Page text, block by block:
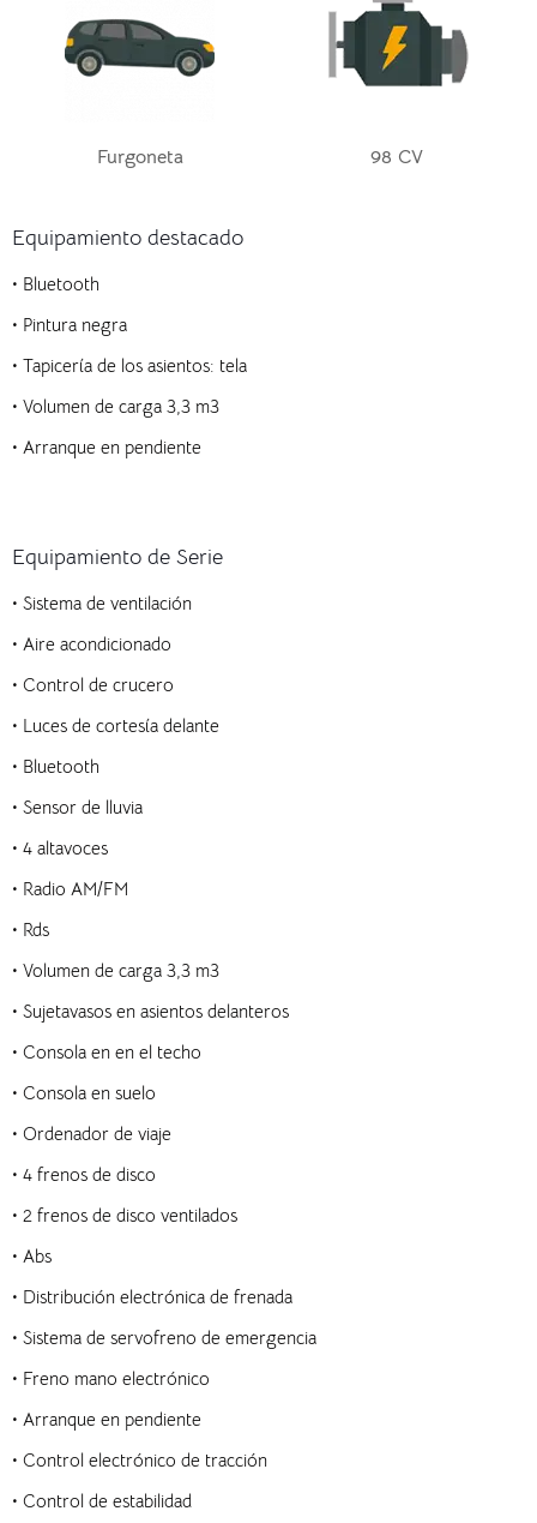
Furgoneta 98 CV
Equipamiento destacado
• Bluetooth
• Pintura negra
• Tapicería de los asientos: tela
• Volumen de carga 3,3 m3
• Arranque en pendiente
Equipamiento de Serie
• Sistema de ventilación
• Aire acondicionado
• Control de crucero
• Luces de cortesía delante
• Bluetooth
• Sensor de lluvia
• 4 altavoces
• Radio AM/FM
• Rds
• Volumen de carga 3,3 m3
• Sujetavasos en asientos delanteros
• Consola en en el techo
• Consola en suelo
• Ordenador de viaje
• 4 frenos de disco
• 2 frenos de disco ventilados
• Abs
• Distribución electrónica de frenada
• Sistema de servofreno de emergencia
• Freno mano electrónico
• Arranque en pendiente
• Control electrónico de tracción
• Control de estabilidad